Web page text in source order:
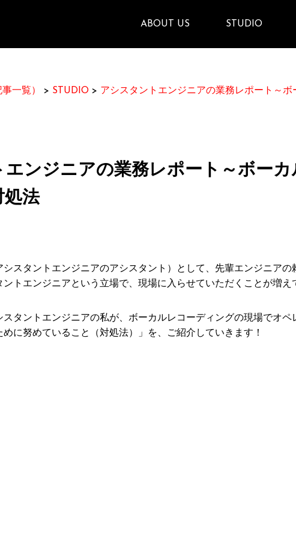
ABOUT US STUDIO
一覧） > STUDIO > アシスタントエンジニアの業務レポート～
エンジニアの業務レポート～ボー
処法
シスタントエンジニアのアシスタント）として、先輩エンジニア
トエンジニアという立場で、現場に入らせていただくことが増え
タントエンジニアの私が、ボーカルレコーディングの現場でオ
に努めていること（対処法）」を、ご紹介していきます！